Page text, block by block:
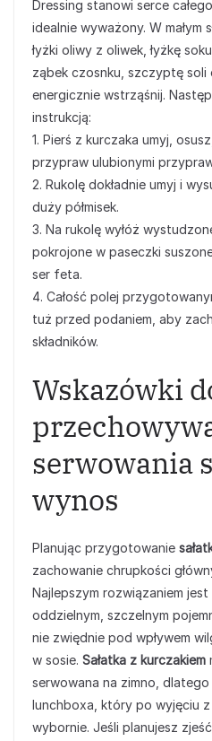
Dressing stanowi serce
idealnie wyważony. W małym
łyżki oliwy z oliwek, łyżkę
ząbek czosnku, szczyptę soli
energicznie wstrząśnij.
instrukcją:
1. Pierś z kurczaka umyj,
przypraw ulubionymi
2. Rukolę dokładnie umyj i
duży półmisek.
3. Na rukolę wyłóż
pokrojone w paseczki
ser feta.
4. Całość polej
tuż przed podaniem, aby
składników.
Wskazówki
serwowania
wynos
Planując przygotowanie
zachowanie chrupkości
Najlepszym rozwiązaniem
oddzielnym, szczelnym
nie zwiędnie pod wpływem
w sosie. Sałatka z kurczakiem
serwowana na zimno,
lunchboxa, który po wyjęciu
wybornie. Jeśli planujesz